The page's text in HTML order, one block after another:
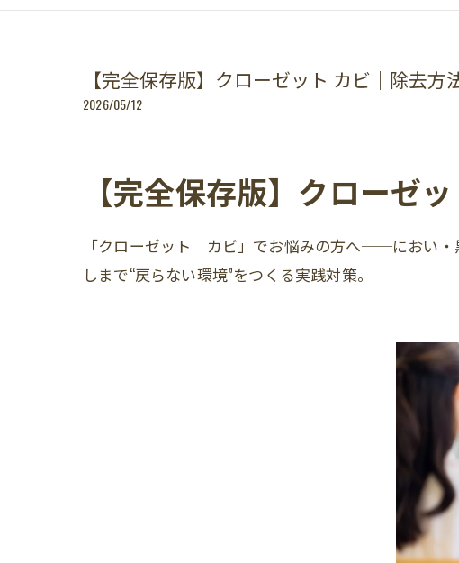
【完全保存版】クローゼット カビ｜除去
2026/05/12
【完全保存版】クローゼ
「クローゼット カビ」でお悩みの方へ──におい・
しまで“戻らない環境”をつくる実践対策。